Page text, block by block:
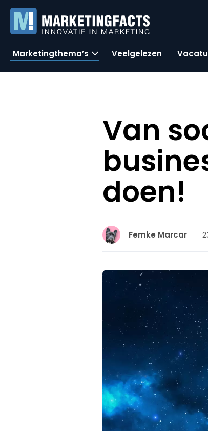
Marketingthema’s Veelgelezen
Van
doen!
Femke Marcar